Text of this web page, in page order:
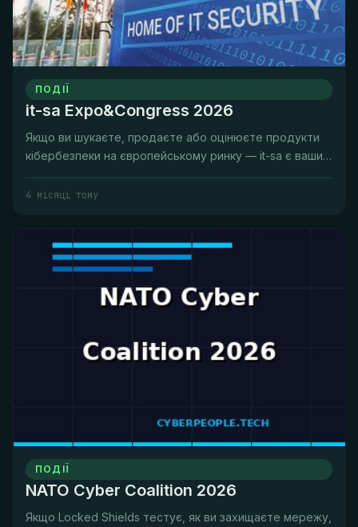
ПОДІЇ
it-sa Expo&Congress 2026
Якщо ви шукаєте, продаєте або оцінюєте продукти
кібербезпеки на європейському ринку — it-sa є вашим
4 місяці тому
ПОДІЇ
NATO Cyber Coalition 2026
Якщо Locked Shields тестує, як ви захищаєте мережу,